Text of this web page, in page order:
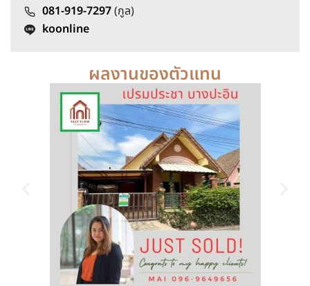
081-919-7297(กูล)
koonline
ผลงานของตัวแทน